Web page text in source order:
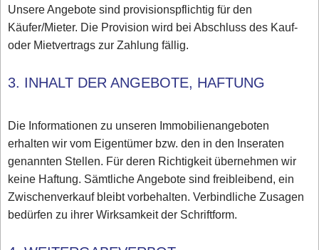
Unsere Angebote sind provisionspflichtig für den
Käufer/Mieter. Die Provision wird bei Abschluss des Kauf-
oder Mietvertrags zur Zahlung fällig.
3. INHALT DER ANGEBOTE, HAFTUNG
Die Informationen zu unseren Immobilienangeboten
erhalten wir vom Eigentümer bzw. den in den Inseraten
genannten Stellen. Für deren Richtigkeit übernehmen wir
keine Haftung. Sämtliche Angebote sind freibleibend, ein
Zwischenverkauf bleibt vorbehalten. Verbindliche Zusagen
bedürfen zu ihrer Wirksamkeit der Schriftform.